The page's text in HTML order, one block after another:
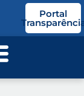
Portal